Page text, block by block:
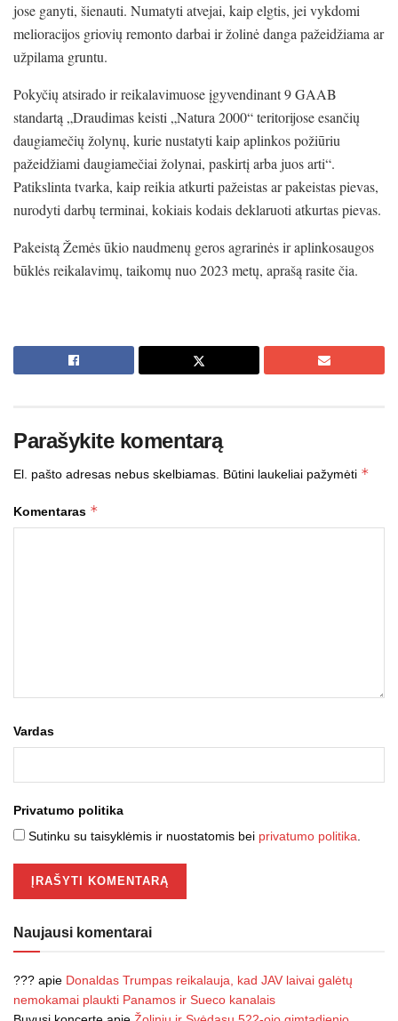
jose ganyti, šienauti. Numatyti atvejai, kaip elgtis, jei vykdomi
melioracijos griovių remonto darbai ir žolinė danga pažeidžiama ar
užpilama gruntu.
Pokyčių atsirado ir reikalavimuose įgyvendinant 9 GAAB
standartą „Draudimas keisti „Natura 2000“ teritorijose esančių
daugiamečių žolynų, kurie nustatyti kaip aplinkos požiūriu
pažeidžiami daugiamečiai žolynai, paskirtį arba juos arti“.
Patikslinta tvarka, kaip reikia atkurti pažeistas ar pakeistas pievas,
nurodyti darbų terminai, kokiais kodais deklaruoti atkurtas pievas.
Pakeistą Žemės ūkio naudmenų geros agrarinės ir aplinkosaugos
būklės reikalavimų, taikomų nuo 2023 metų, aprašą rasite čia.
Parašykite komentarą
El. pašto adresas nebus skelbiamas. Būtini laukeliai pažymėti *
Komentaras *
Vardas
Privatumo politika
Sutinku su taisyklėmis ir nuostatomis bei privatumo politika
Naujausi komentarai
??? apie Donaldas Trumpas reikalauja, kad JAV laivai galėtų
nemokamai plaukti Panamos ir Sueco kanalais